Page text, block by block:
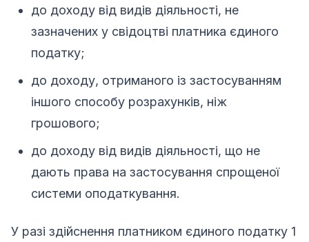
до доходу від видів діяльності, не
зазначених у свідоцтві платника єдиного
податку;
до доходу, отриманого із застосуванням
іншого способу розрахунків, ніж
грошового;
до доходу від видів діяльності, що не
дають права на застосування спрощеної
системи оподаткування.
У разі здійснення платником єдиного податку 1